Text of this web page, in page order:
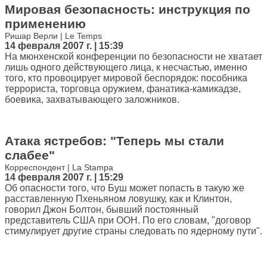
Мировая безопасность: инструкция по
применению
Ришар Верли | Le Temps
14 февраля 2007 г. | 15:39
На мюнхенской конференции по безопасности не хватает
лишь одного действующего лица, к несчастью, именно
того, кто провоцирует мировой беспорядок: пособника
террориста, торговца оружием, фанатика-камикадзе,
боевика, захватывающего заложников.
Атака ястребов: "Теперь мы стали
слабее"
Корреспондент | La Stampa
14 февраля 2007 г. | 15:29
Об опасности того, что Буш может попасть в такую же
расставленную Пхеньяном ловушку, как и Клинтон,
говорил Джон Болтон, бывший постоянный
представитель США при ООН. По его словам, "договор
стимулирует другие страны следовать по ядерному пути".